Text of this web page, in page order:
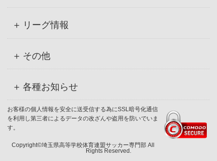
リーグ情報
その他
各種お知らせ
お客様の個人情報を安全に送受信する為にSSL暗号化通信
を利用し第三者によるデータの改ざんや盗用を防いでいま
す。
Copyright©埼玉県高等学校体育連盟サッカー専門部 All
Rights Reserved.